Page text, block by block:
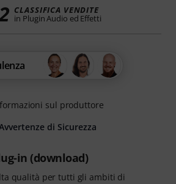
in (download)
qualità per tutti gli ambiti di
CLASSIFICA VENDITE
in Plugin Audio ed Effetti
sul produttore
di Sicurezza